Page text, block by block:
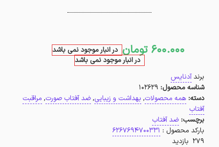
600.000 تومان در انبار موجود نمی باشد
در انبار موجود نمی باشد
برندآدنایس
شناسه محصول: 102629
دسته: همه محصولات, بهداشت و زیبایی,ضد آفتاب صورت, مراقبت
آفتاب
برچسب: ضد آفتاب
بارکد محصول : 6267694700331
279 بازدید